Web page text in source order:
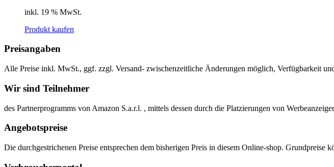
inkl. 19 % MwSt.
Produkt kaufen
Preisangaben
Alle Preise inkl. MwSt., ggf. zzgl. Versand- zwischenzeitliche Änderungen möglich, Verfügbarkeit
Wir sind Teilnehmer
des Partnerprogramms von Amazon S.a.r.l. , mittels dessen durch die Platzierungen von
Angebotspreise
Die durchgestrichenen Preise entsprechen dem bisherigen Preis in diesem Online-shop.